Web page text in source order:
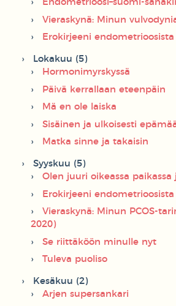
Endometrioosi–suomi-
Vieraskynä: Minun
Erokirjeeni endometrioosista
Lokakuu (5)
Hormonimyrskyssä
Päivä kerrallaan eteenpäin
Mä en ole laiska
Sisäinen ja ulkoisesti
Matka sinne ja takaisin
Syyskuu (5)
Olen juuri oikeassa
Erokirjeeni endometrioosista
Vieraskynä: Minun PCOS-
2020)
Se riittäköön minulle nyt
Tuleva puoliso
Kesäkuu (2)
Arjen supersankari